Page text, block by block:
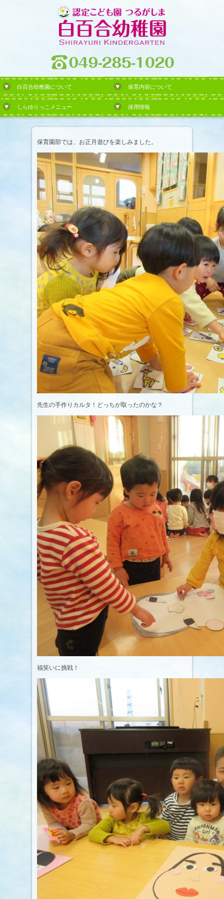
白百合幼稚園について 保育内容について
しらゆりっこメニュー 採用情報
保育園部では、お正月遊びを楽しみました。
先生の手作りカルタ！どっちが取ったのかな？
福笑いに挑戦！